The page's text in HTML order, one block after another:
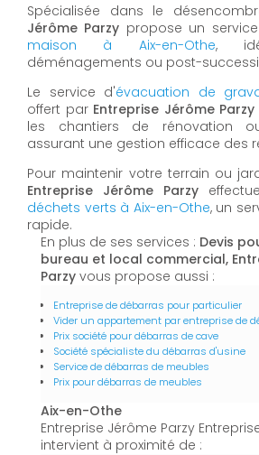
Spécialisée dans le
Jérôme Parzy propose un
maison à Aix-en-Othe,
déménagements ou post-
Le service d'évacuation de
offert par Entreprise Jérôme Parzy
les chantiers de rénovation
assurant une gestion efficace des
Pour maintenir votre terrain ou
Entreprise Jérôme Parzy
déchets verts à Aix-en-Othe, un
rapide.
En plus de ses services : Devis
bureau et local commercial,
Parzy vous propose aussi :
Entreprise de débarras pour particulier
Vider un appartement par entreprise de
Prix société pour débarras de cave
Société spécialiste du débarras d'usine
Service de débarras de meubles
Prix pour débarras de meubles
Aix-en-Othe
Entreprise Jérôme Parzy
intervient à proximité de :